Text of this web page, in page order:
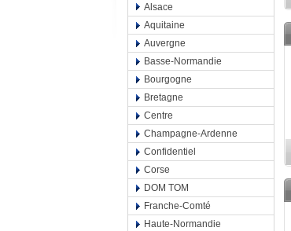
Alsace
Aquitaine
Auvergne
Basse-Normandie
Bourgogne
Bretagne
Centre
Champagne-Ardenne
Confidentiel
Corse
DOM TOM
Franche-Comté
Haute-Normandie